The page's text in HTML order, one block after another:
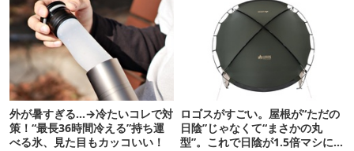
外が暑すぎる…→冷たいコレで対
策！“最長36時間冷える”持ち運
べる氷、見た目もカッコいい！
ロゴスがすごい。屋根が“ただの
日陰”じゃなくて“まさかの丸
型”。これで日陰が1.5倍マシに